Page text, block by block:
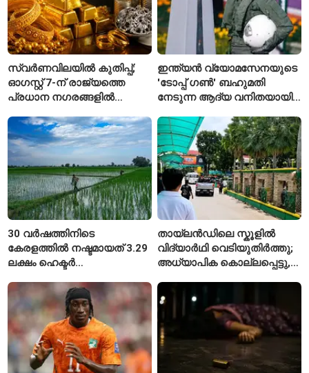
സ്വർണവിലയിൽ കുതിപ്പ്;
ഓഗസ്റ്റ് 7-ന് രാജ്യത്തെ
പ്രധാന നഗരങ്ങളിൽ
ഇന്ത്യൻ വ്യോമസേനയുടെ
'ടോപ്പ് ഗൺ' ബഹുമതി
നേടുന്ന ആദ്യ വനിതയായി
30 വർഷത്തിനിടെ
കേരളത്തിൽ നഷ്ടമായത് 3.29
ലക്ഷം ഹെക്ടർ
തായ്‌ലൻഡിലെ സ്കൂളിൽ
വിദ്യാർഥി വെടിയുതിർത്തു;
അധ്യാപിക കൊല്ലപ്പെട്ടു,